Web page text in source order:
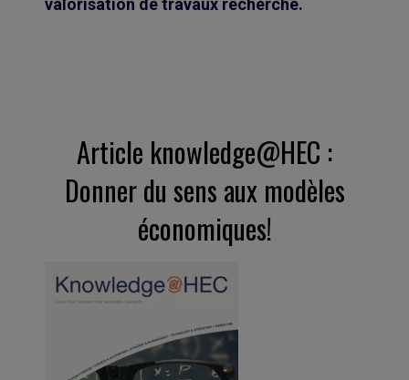
valorisation de travaux recherche.
Article knowledge@HEC :
Donner du sens aux modèles
économiques!